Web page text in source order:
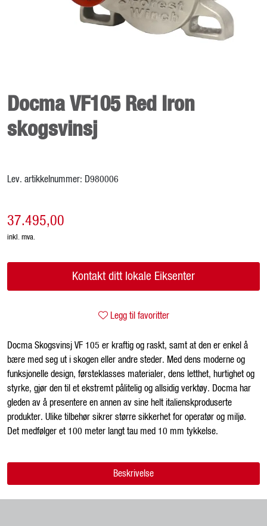
Docma VF105 Red Iron
skogsvinsj
Lev. artikkelnummer: D980006
37.495,00
inkl. mva.
Kontakt ditt lokale Eiksenter
Legg til favoritter
Docma Skogsvinsj VF 105 er kraftig og raskt, samt at den er enkel å
bære med seg ut i skogen eller andre steder. Med dens moderne og
funksjonelle design, førsteklasses materialer, dens letthet, hurtighet og
styrke, gjør den til et ekstremt pålitelig og allsidig verktøy. Docma har
gleden av å presentere en annen av sine helt italienskproduserte
produkter. Ulike tilbehør sikrer større sikkerhet for operatør og miljø.
Det medfølger et 100 meter langt tau med 10 mm tykkelse.
Beskrivelse